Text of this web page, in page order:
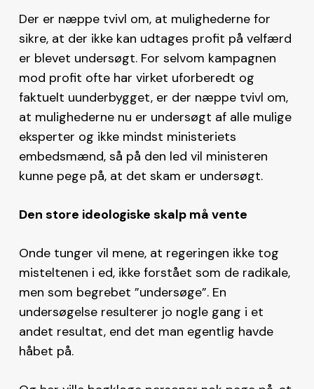
Der er næppe tvivl om, at mulighederne for
sikre, at der ikke kan udtages profit på velfærd
er blevet undersøgt. For selvom kampagnen
mod profit ofte har virket uforberedt og
faktuelt uunderbygget, er der næppe tvivl om,
at mulighederne nu er undersøgt af alle mulige
eksperter og ikke mindst ministeriets
embedsmænd, så på den led vil ministeren
kunne pege på, at det skam er undersøgt.
Den store ideologiske skalp må vente
Onde tunger vil mene, at regeringen ikke tog
misteltenen i ed, ikke forstået som de radikale,
men som begrebet ”undersøge”. En
undersøgelse resulterer jo nogle gang i et
andet resultat, end det man egentlig havde
håbet på.